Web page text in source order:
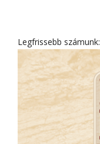
Legfrissebb számunk: